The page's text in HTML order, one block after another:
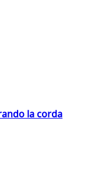
la corda